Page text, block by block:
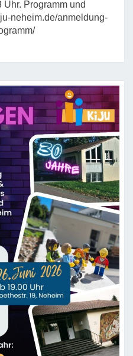
Programm und
neheim.de/anmeldung-